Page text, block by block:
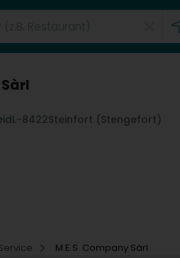
L-8422Steinfort (Stengefort)
M.E.S. Company Sàrl